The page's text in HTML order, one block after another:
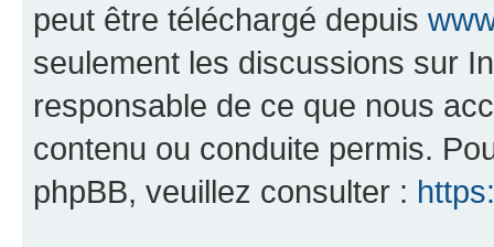
peut être téléchargé depuis
seulement les discussions sur
responsable de ce que nous
contenu ou conduite permis.
phpBB, veuillez consulter :